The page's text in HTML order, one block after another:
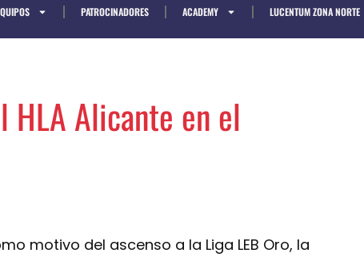
PATROCINADORES ACADEMY LUCENTUM ZONA NORTE
Alicante en el
motivo del ascenso a la Liga LEB Oro, la